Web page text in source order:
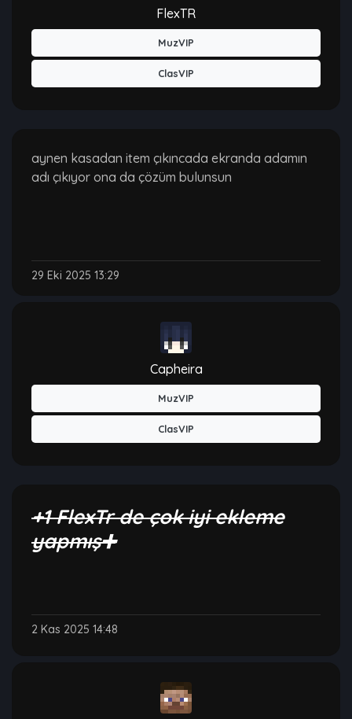
FlexTR
MuzVIP
ClasVIP
aynen kasadan item çıkıncada ekranda adamın
adı çıkıyor ona da çözüm bulunsun
29 Eki 2025 13:29
Capheira
MuzVIP
ClasVIP
+1 FlexTr de çok iyi ekleme
yapmış➕
2 Kas 2025 14:48